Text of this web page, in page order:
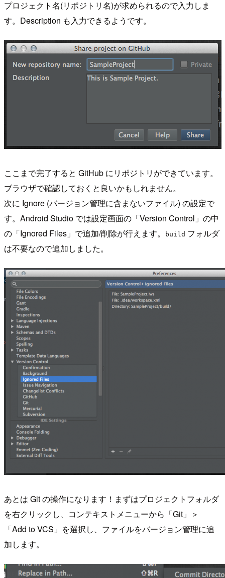
プロジェクト名(リポジトリ名)が求められるので入力しま
す。Description も入力できるようです。
ここまで完了すると GitHub にリポジトリができています。
ブラウザで確認しておくと良いかもしれません。
次に Ignore (バージョン管理に含まないファイル) の設定で
す。Android Studio では設定画面の「Version Control」の中
の「Ignored Files」で追加/削除が行えます。
build フォルダ
は不要なので追加しました。
あとは Git の操作になります！まずはプロジェクトフォルダ
を右クリックし、コンテキストメニューから「Git」＞
「Add to VCS」を選択し、ファイルをバージョン管理に追
加します。